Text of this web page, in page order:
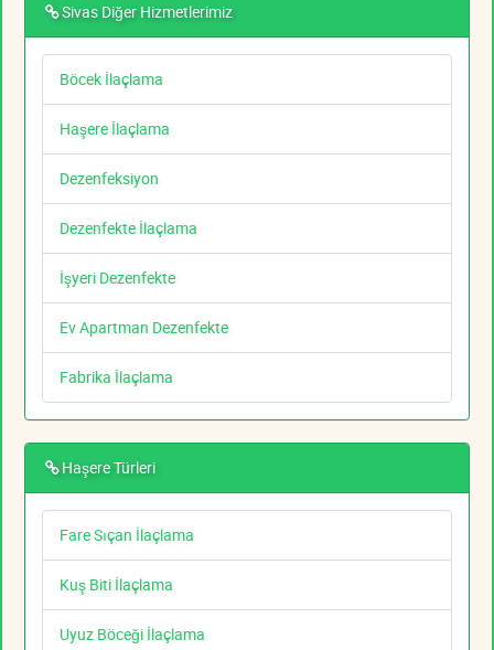
Sivas Diğer Hizmetlerimiz
Böcek İlaçlama
Haşere İlaçlama
Dezenfeksiyon
Dezenfekte İlaçlama
İşyeri Dezenfekte
Ev Apartman Dezenfekte
Fabrika İlaçlama
Haşere Türleri
Fare Sıçan İlaçlama
Kuş Biti İlaçlama
Uyuz Böceği İlaçlama